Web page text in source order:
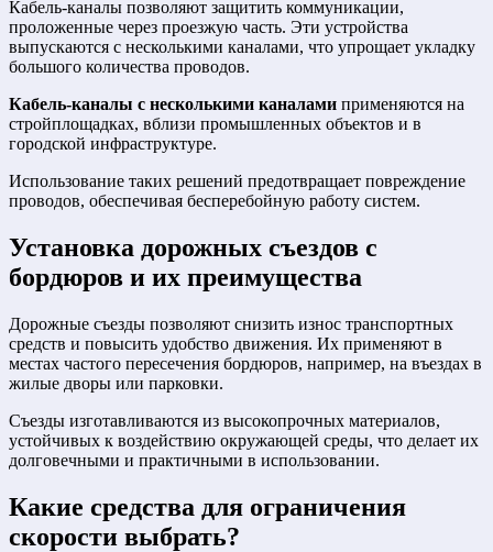
Кабель-каналы позволяют защитить коммуникации,
проложенные через проезжую часть. Эти устройства
выпускаются с несколькими каналами, что упрощает укладку
большого количества проводов.
Кабель-каналы с несколькими каналами применяются на
стройплощадках, вблизи промышленных объектов и в
городской инфраструктуре.
Использование таких решений предотвращает повреждение
проводов, обеспечивая бесперебойную работу систем.
Установка дорожных съездов с
бордюров и их преимущества
Дорожные съезды позволяют снизить износ транспортных
средств и повысить удобство движения. Их применяют в
местах частого пересечения бордюров, например, на въездах в
жилые дворы или парковки.
Съезды изготавливаются из высокопрочных материалов,
устойчивых к воздействию окружающей среды, что делает их
долговечными и практичными в использовании.
Какие средства для ограничения
скорости выбрать?